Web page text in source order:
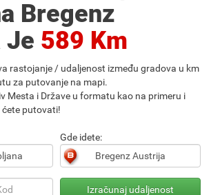
Bregenz
Je 589 Km
rastojanje / udaljenost između gradova u km
za putovanje na mapi.
Mesta i Države u formatu kao na primeru i
putovati!
Gde idete: